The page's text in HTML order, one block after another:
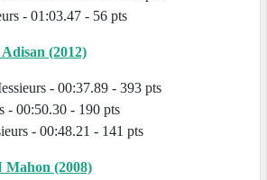
- 01:03.47 - 56 pts
(2012)
- 00:37.89 - 393 pts
- 00:50.30 - 190 pts
- 00:48.21 - 141 pts
(2008)